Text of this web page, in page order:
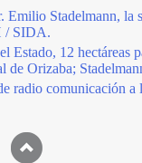
Emilio Stadelmann, la
/ SIDA.
Estado, 12 hectáreas
de Orizaba;
radio comunicación a